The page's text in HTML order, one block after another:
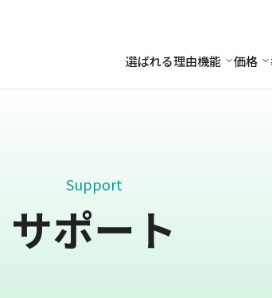
選ばれる理由機能 機能
価格
Support
サポート